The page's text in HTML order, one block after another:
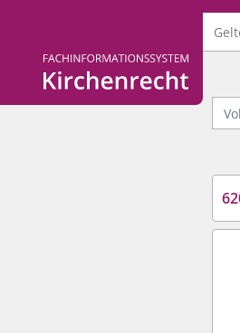
Logo Fachinformationssystem